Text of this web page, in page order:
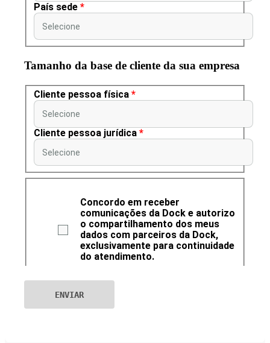
País sede *
Selecione
Tamanho da base de cliente da sua empresa
Cliente pessoa física *
Selecione
Cliente pessoa jurídica *
Selecione
Concordo em receber
comunicações da Dock e autorizo
o compartilhamento dos meus
dados com parceiros da Dock,
exclusivamente para continuidade
do atendimento.